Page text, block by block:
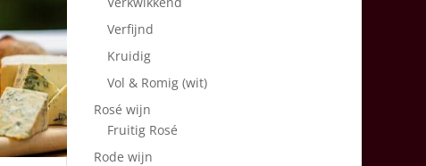
Verfijnd
Kruidig
Vol & Romig (wit)
Rosé wijn
Fruitig Rosé
Rode wijn